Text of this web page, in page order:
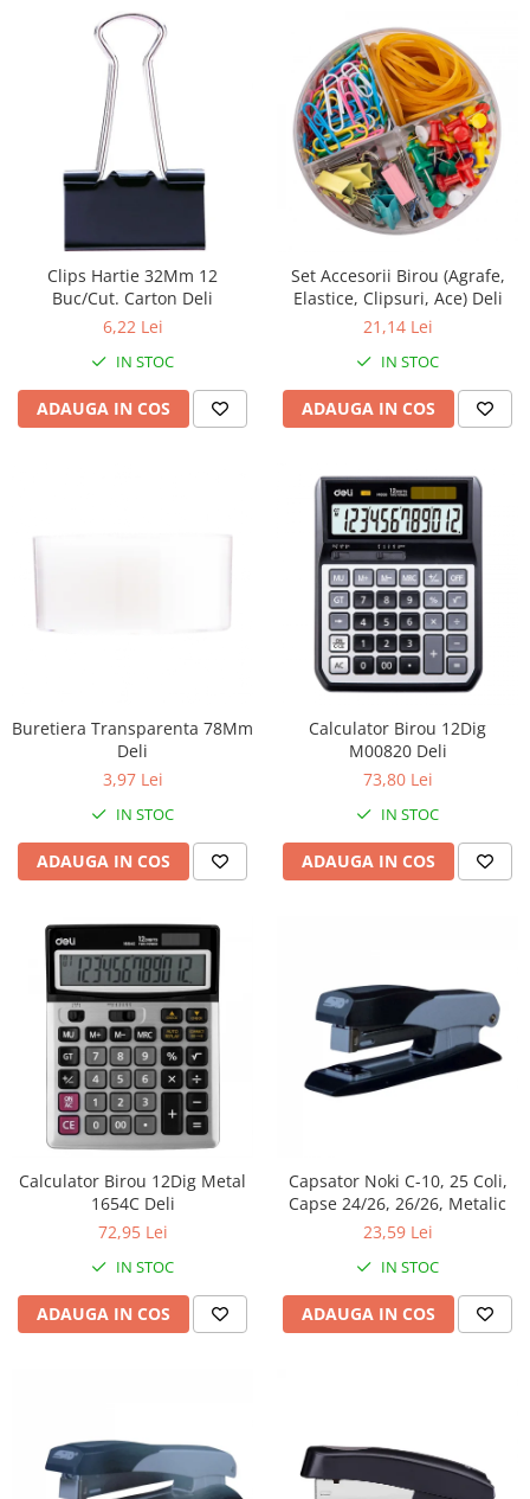
Clips Hartie 32Mm 12
Buc/Cut. Carton Deli
6,22 Lei
IN STOC
ADAUGA IN COS
Set Accesorii Birou (Agrafe,
Elastice, Clipsuri, Ace) Deli
21,14 Lei
IN STOC
ADAUGA IN COS
Buretiera Transparenta 78Mm
Deli
3,97 Lei
IN STOC
ADAUGA IN COS
Calculator Birou 12Dig
M00820 Deli
73,80 Lei
IN STOC
ADAUGA IN COS
Calculator Birou 12Dig Metal
1654C Deli
72,95 Lei
IN STOC
ADAUGA IN COS
Capsator Noki C-10, 25 Coli,
Capse 24/26, 26/26, Metalic
23,59 Lei
IN STOC
ADAUGA IN COS